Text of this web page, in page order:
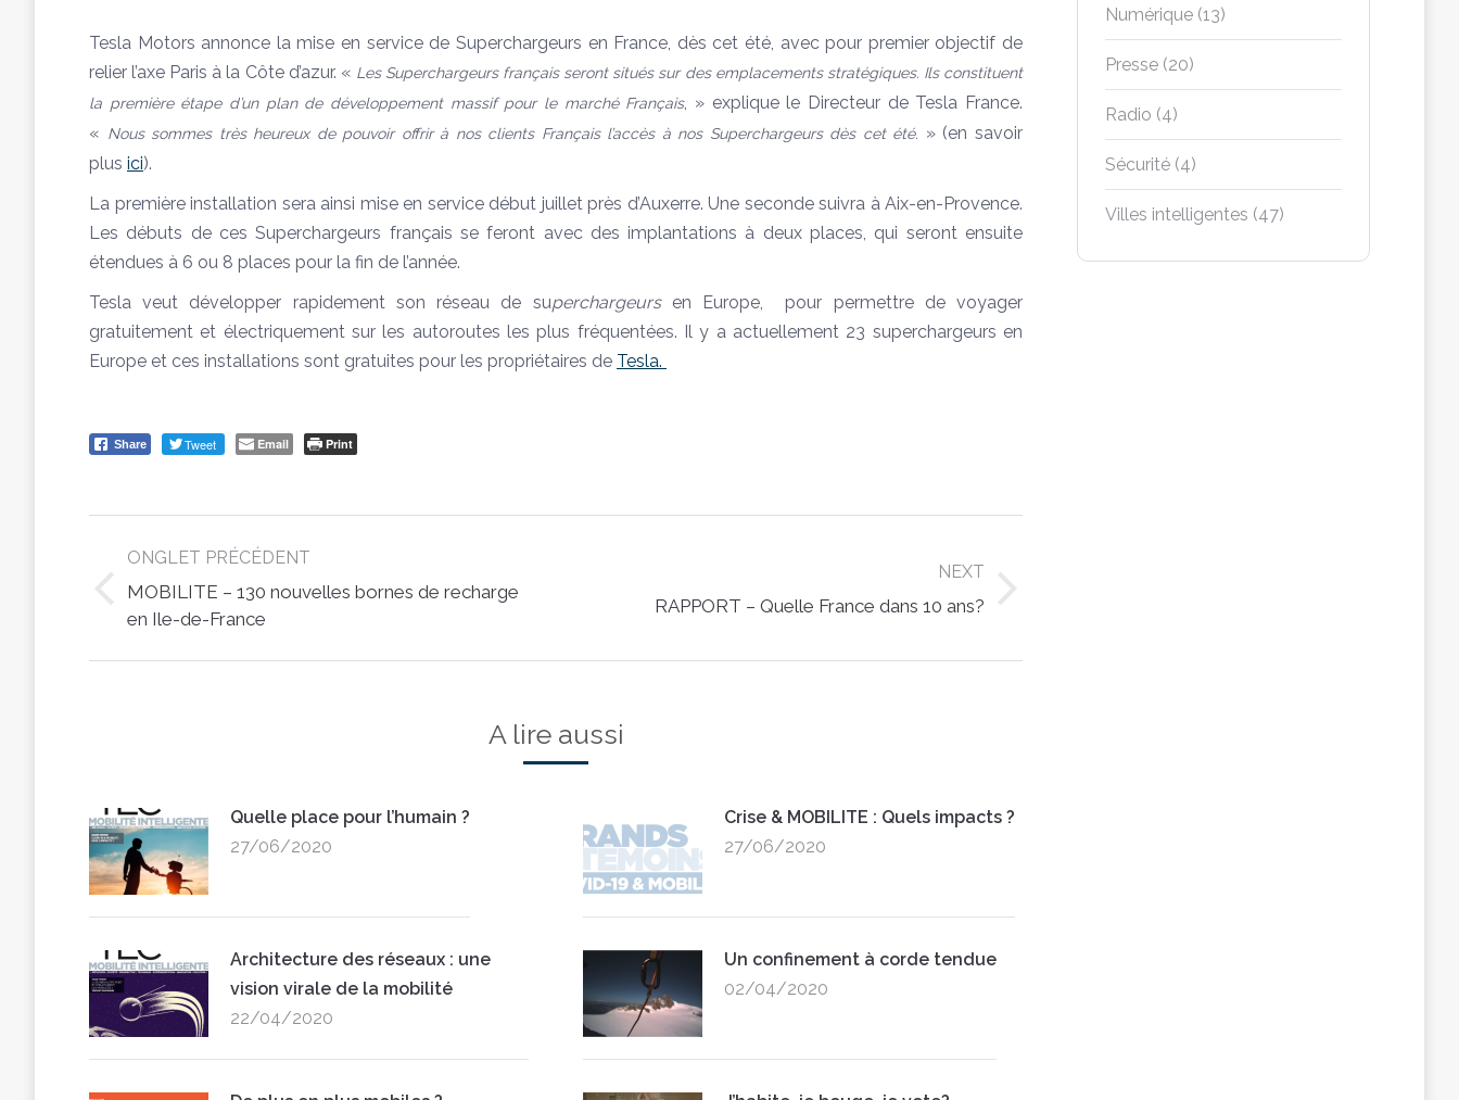
Tesla Motors annonce la mise en service de Superchargeurs en France, dès cet été, avec pour premier objectif de
relier l’axe Paris à la Côte d’azur. « Les Superchargeurs français seront situés sur des emplacements stratégiques. Ils constituent
la première étape d’un plan de développement massif pour le marché Français, » explique le Directeur de Tesla France.
« Nous sommes très heureux de pouvoir offrir à nos clients Français l’accès à nos Superchargeurs dès cet été. » (en savoir
plus ici).
La première installation sera ainsi mise en service début juillet près d’Auxerre. Une seconde suivra à Aix-en-Provence.
Les débuts de ces Superchargeurs français se feront avec des implantations à deux places, qui seront ensuite
étendues à 6 ou 8 places pour la fin de l’année.
Tesla veut développer rapidement son réseau de superchargeurs en Europe, pour permettre de voyager
gratuitement et électriquement sur les autoroutes les plus fréquentées. Il y a actuellement 23 superchargeurs en
Europe et ces installations sont gratuites pour les propriétaires de Tesla.
Share Tweet Email Print
navigation
ONGLET PRÉCÉDENT
Previous
post:
MOBILITE – 130 nouvelles bornes de recharge
en Ile-de-France
NEXT
RAPPORT – Quelle France dans 10 ans?
A lire aussi
Quelle place pour l’humain ?
27/06/2020
Crise & MOBILITE : Quels impacts ?
27/06/2020
Architecture des réseaux : une
vision virale de la mobilité
22/04/2020
Un confinement à corde tendue
02/04/2020
Numérique (13)
Presse (20)
Radio (4)
Sécurité (4)
Villes intelligentes (47)